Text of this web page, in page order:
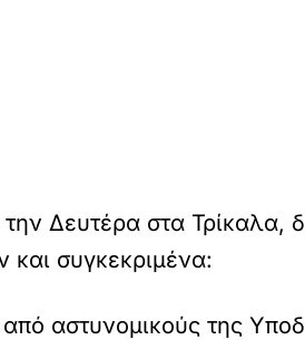
Δευτέρα στα Τρίκαλα,
και συγκεκριμένα:
αστυνομικούς της